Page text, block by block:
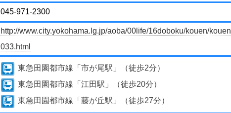
045-971-2300
http://www.city.yokohama.lg.jp/aoba/00life/16doboku/kouen/kouen
033.html
東急田園都市線「市が尾駅」（徒歩2分）
東急田園都市線「江田駅」（徒歩20分）
東急田園都市線「藤が丘駅」（徒歩27分）